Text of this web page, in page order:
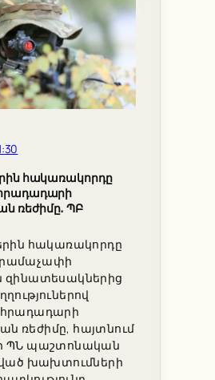
հակառակորդը
ռեժիմը․ ՊԲ
հակառակորդը
զինատեսակներից
ռեժիմը, հայտնում
ՊՆ պաշտոնական
խախտումների